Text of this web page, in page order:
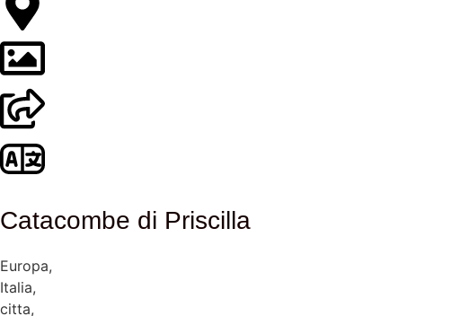
Catacombe di Priscilla
Europa,
Italia,
citta,